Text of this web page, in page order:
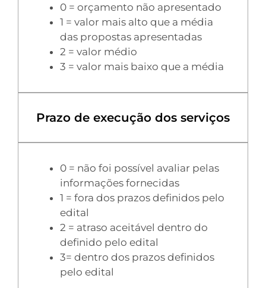
0 = orçamento não apresentado
1 = valor mais alto que a média
das propostas apresentadas
2 = valor médio
3 = valor mais baixo que a média
Prazo de execução dos serviços
0 = não foi possível avaliar pelas
informações fornecidas
1 = fora dos prazos definidos pelo
edital
2 = atraso aceitável dentro do
definido pelo edital
3= dentro dos prazos definidos
pelo edital